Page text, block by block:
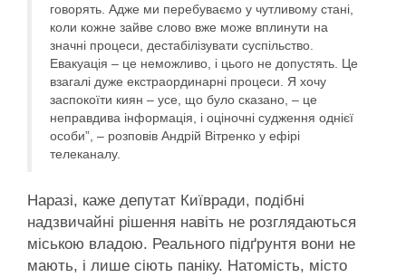
говорять. Адже ми перебуваємо у чутливому стані,
коли кожне зайве слово вже може вплинути на
значні процеси, дестабілізувати суспільство.
Евакуація – це неможливо, і цього не допустять. Це
взагалі дуже екстраординарні процеси. Я хочу
заспокоїти киян – усе, що було сказано, – це
неправдива інформація, і оціночні судження однієї
особи”, – розповів Андрій Вітренко у ефірі
телеканалу.
Наразі, каже депутат Київради, подібні
надзвичайні рішення навіть не розглядаються
міською владою. Реального підґрунтя вони не
мають, і лише сіють паніку. Натомість, місто